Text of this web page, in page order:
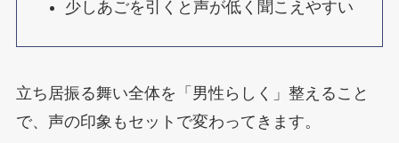
少しあごを引くと声が低く聞こえやすい
立ち居振る舞い全体を「男性らしく」整えること
で、声の印象もセットで変わってきます。